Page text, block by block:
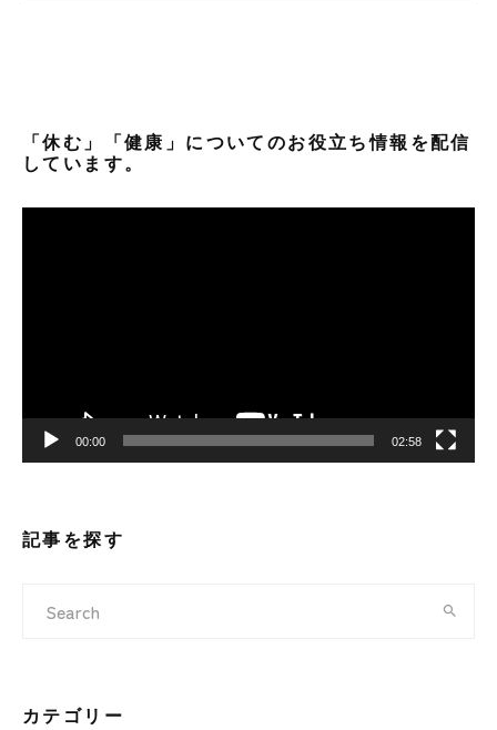
「休む」「健康」についてのお役立ち情報を配信
しています。
00:00 02:58
記事を探す
カテゴリー